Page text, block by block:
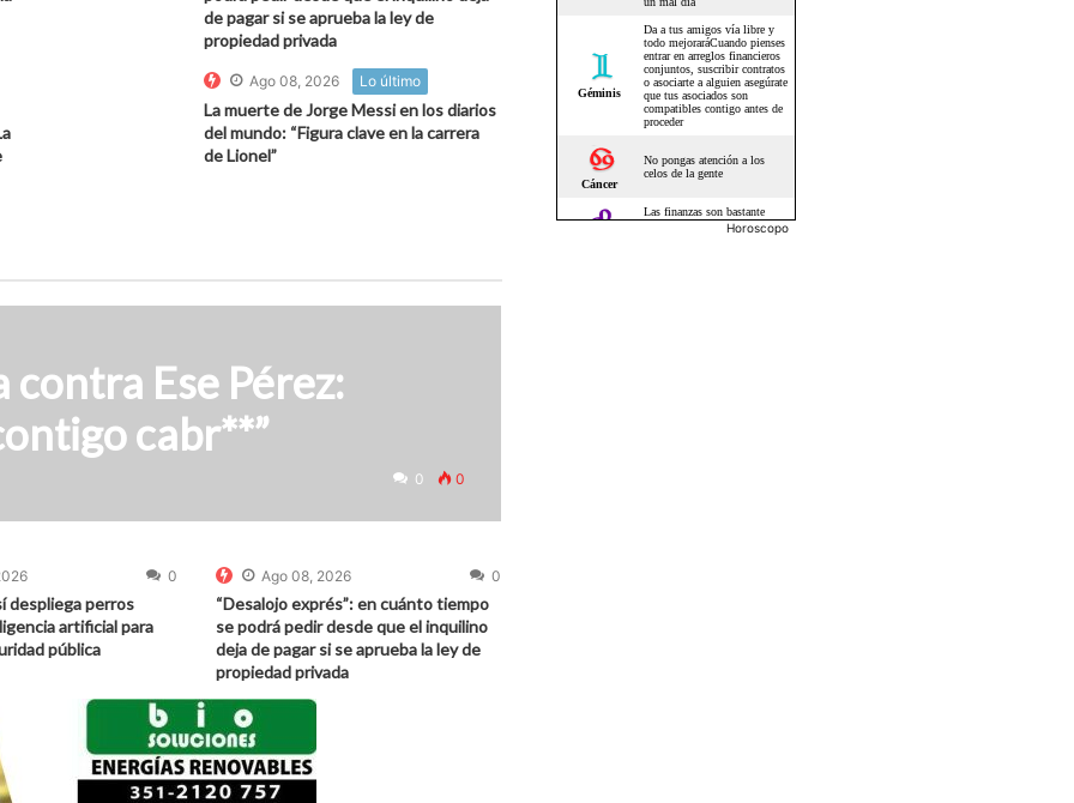
de pagar si se aprueba la ley de
propiedad privada
Ago 08, 2026 Lo último
La muerte de Jorge Messi en los diarios
del mundo: “Figura clave en la carrera
de Lionel”
Ese Pérez:
cabr**”
0 0
0
despliega perros
artificial para
pública
Ago 08, 2026 0
“Desalojo exprés”: en cuánto tiempo
se podrá pedir desde que el inquilino
deja de pagar si se aprueba la ley de
propiedad privada
Horoscopo